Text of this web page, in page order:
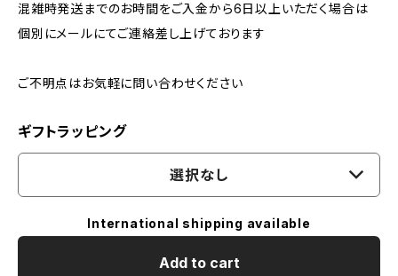
混雑時発送までのお時間をご入金から6日以上いただく場合は
個別にメールにてご連絡差し上げております
ご不明点はお気軽に問い合わせください
ギフトラッピング
選択なし
International shipping available
Add to cart